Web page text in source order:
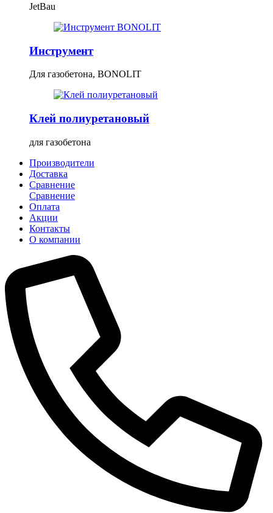
JetBau
Инструмент
Для газобетона, BONOLIT
Клей полиуретановый
для газобетона
Производители
Доставка
Сравнение
Сравнение
Оплата
Акции
Контакты
О компании